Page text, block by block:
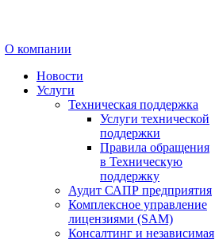
О компании
Новости
Услуги
Техническая поддержка
Услуги технической
поддержки
Правила обращения
в Техническую
поддержку
Аудит САПР предприятия
Комплексное управление
лицензиями (SAM)
Консалтинг и независимая